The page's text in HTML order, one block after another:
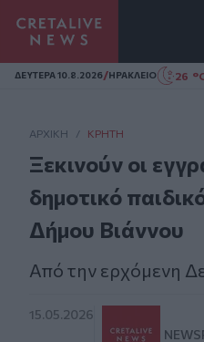
Homepage
ΔΕΥΤΕΡΑ 10.8.2026/ΗΡΑΚΛΕΙΟ 26
ΑΡΧΙΚΗ / ΚΡΉΤΗ
Ξεκινούν οι
δημοτικό
Δήμου Βιάννου
Από την ερχόμενη
15.05.2026